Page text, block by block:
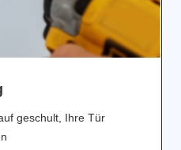
geschult, Ihre Tür